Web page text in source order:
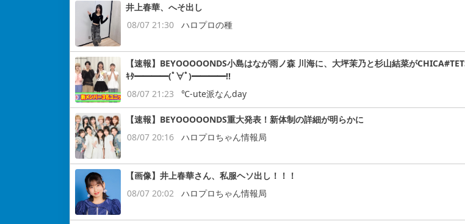
井上春華、へそ出し
08/07 21:30
ハロプロの種
【速報】BEYOOOOONDS小島はなが雨ノ森 川海に、大坪茉乃と杉山結菜が
ｷﾀ━━━━(ﾟ∀ﾟ)━━━━!!
08/07 21:23
℃-ute派なんday
【速報】BEYOOOOONDS重大発表！新体制の詳細が明らかに
08/07 20:16
ハロプロちゃん情報局
【画像】井上春華さん、私服ヘソ出し！！！
08/07 20:02
ハロプロちゃん情報局